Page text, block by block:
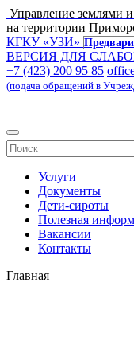
Управление землями
на территории
КГКУ «УЗИ»
ВЕРСИЯ ДЛЯ
+7 (423) 200 95 85
(подача обращений в
Услуги
Документы
Дети-сироты
Полезная
Вакансии
Контакты
Главная